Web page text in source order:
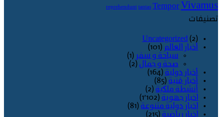
reprehendunt tantas Tempor Vivamus
تصنيفات
Uncategorized (2)
أخبار العالم (101)
سياحة و سفر (1)
صحة و جمال (2)
أخبار دولية (164)
أخبار فنية (85)
أنشطة ملكية (2)
اخبار جهوية (1٬102)
اخبار دولية متنوعة (81)
اخبار رياضية (215)